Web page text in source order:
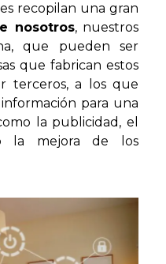
recopilan una gran
nosotros, nuestros
que pueden ser
que fabrican estos
terceros, a los que
para una
la publicidad, el
la mejora de los